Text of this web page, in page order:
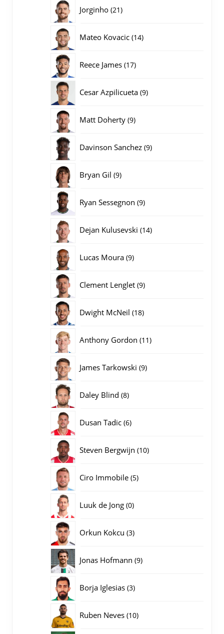
Jorginho 2121
Mateo Kovacic 1414
Reece James 1717
Cesar Azpilicueta 99
Matt Doherty 99
Davinson Sanchez 99
Bryan Gil 99
Ryan Sessegnon 99
Dejan Kulusevski 1414
Lucas Moura 99
Clement Lenglet 99
Dwight McNeil 1818
Anthony Gordon 1111
James Tarkowski 99
Daley Blind 88
Dusan Tadic 66
Steven Bergwijn 1010
Ciro Immobile 55
Luuk de Jong 00
Orkun Kokcu 33
Jonas Hofmann 99
Borja Iglesias 33
Ruben Neves 1010